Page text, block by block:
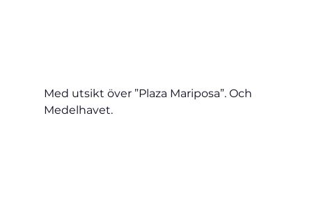
Med utsikt över ”Plaza Mariposa”. Och
Medelhavet.